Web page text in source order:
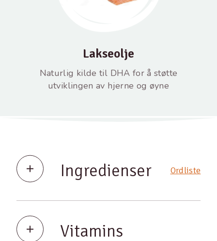
Lakseolje
Naturlig kilde til DHA for å støtte
utviklingen av hjerne og øyne
Ingredienser Ordliste
Vitamins